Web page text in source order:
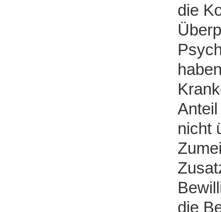
die
nicht
die